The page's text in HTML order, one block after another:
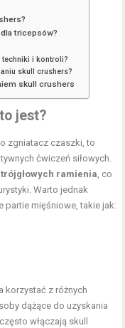
tricepsów?
i kontroli?
skull crushers?
skull crushers
jest?
zgniatacz czaszki, to
ćwiczeń siłowych.
ramienia, co
Warto jednak
partie mięśniowe, takie jak:
korzystać z różnych
dążące do uzyskania
włączają skull